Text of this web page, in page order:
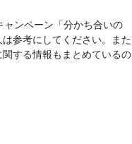
ャンペーン「分かち合いの
参考にしてください。また
する情報もまとめているの